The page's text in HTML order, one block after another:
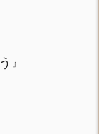
』